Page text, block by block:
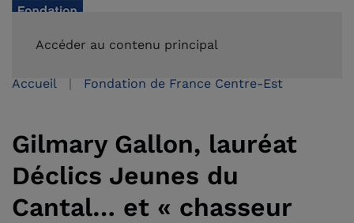
Accéder au contenu principal
Accueil Fondation de France Centre-Est
Gilmary Gallon, lauréat
Déclics Jeunes du
Cantal… et « chasseur